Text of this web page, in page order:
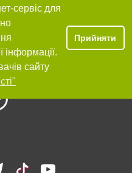
сервіс для
інформації.
сайту
Прийняти